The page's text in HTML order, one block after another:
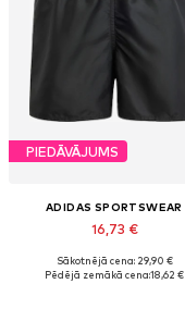
PIEDĀVĀJUMS
ADIDAS SPORTSWEAR
16,73 €
Sākotnējā cena: 29,90 €
Pēdējā zemākā cena:18,62 €